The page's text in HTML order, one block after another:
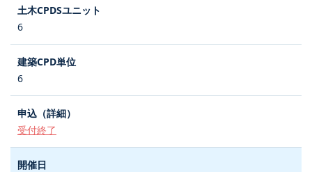
6
6
受付終了